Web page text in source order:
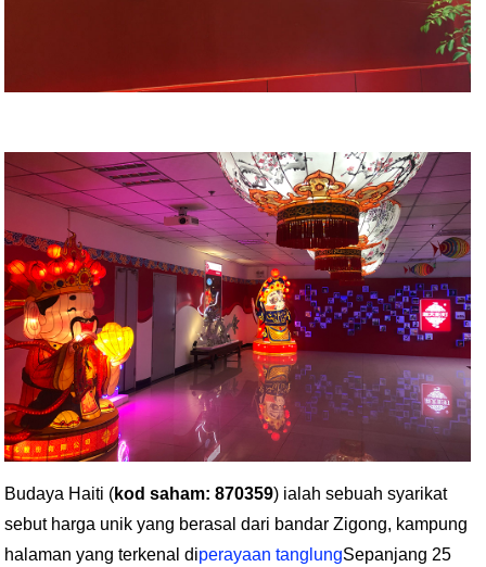
Budaya Haiti (kod saham: 870359) ialah sebuah syarikat
sebut harga unik yang berasal dari bandar Zigong, kampung
halaman yang terkenal diperayaan tanglungSepanjang 25